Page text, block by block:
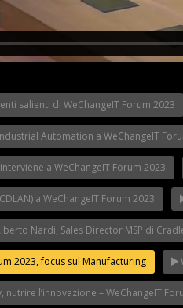
Forum
– Il Made in Italy
Giulio Sapelli
Franco
2023
salienti di WeChangeIT Forum 2023
Automation a WeChangeIT
a WeChangeIT Forum 2023
a WeChangeIT Forum 2023
Nardi, Sales Director MSP di
2023, focus sul Manufacturing
nutrire l’innovazione – WeChangeIT